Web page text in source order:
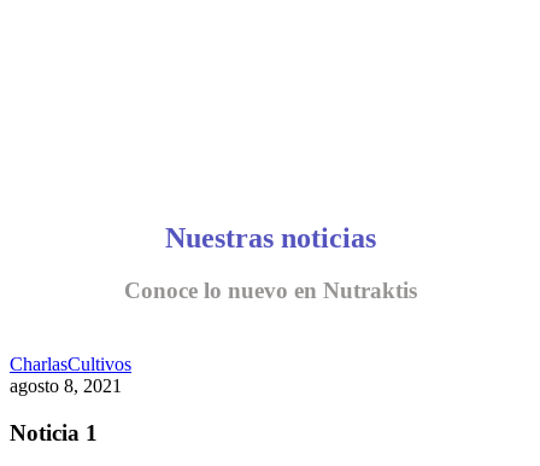
Nuestras noticias
Conoce lo nuevo en Nutraktis
CharlasCultivos
agosto 8, 2021
Noticia 1